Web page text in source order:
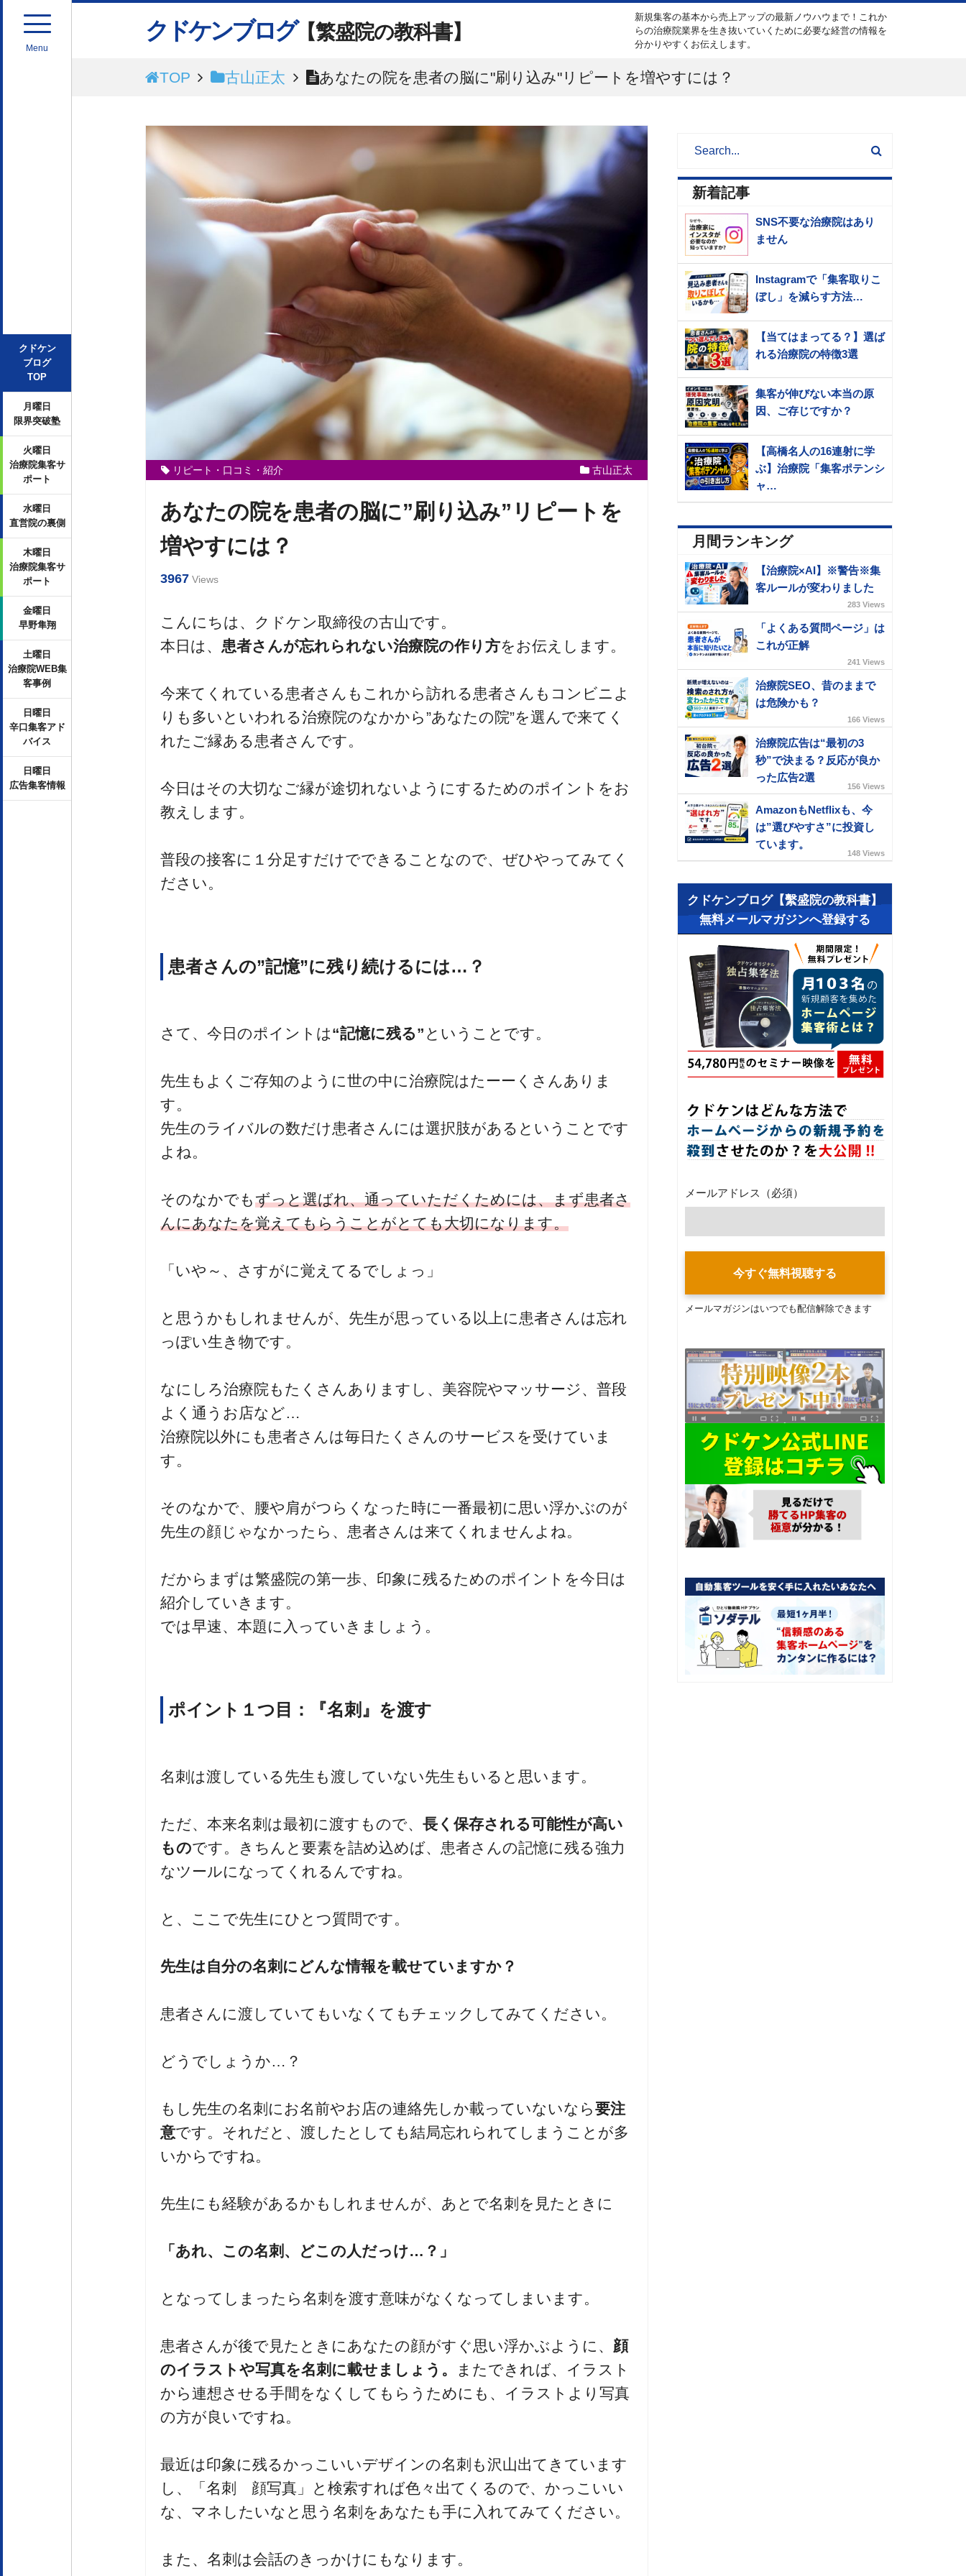
Menu
クドケン
ブログ
TOP
月曜日
限界突破塾
火曜日
治療院集客サ
ポート
水曜日
直営院の裏側
木曜日
治療院集客サ
ポート
金曜日
早野隼翔
土曜日
治療院WEB集
客事例
日曜日
辛口集客アド
バイス
日曜日
広告集客情報
クドケンブログ【繁盛院の教科書】
新規集客の基本から売上アップの最新ノウハウまで！これか
らの治療院業界を生き抜いていくために必要な経営の情報を
分かりやすくお伝えします。
TOP 古山正太 あなたの院を患者の脳に"刷り込み"リピートを増やすには？
リピート・口コミ・紹介 古山正太
あなたの院を患者の脳に”刷り込み”リピートを
増やすには？
3967 Views
こんにちは、クドケン取締役の古山です。
本日は、 患者さんが忘れられない治療院の作り方をお伝えします。
今来てくれている患者さんもこれから訪れる患者さんもコンビニよ
りも多いといわれる治療院のなかから”あなたの院”を選んで来てく
れたご縁ある患者さんです。
今日はその大切なご縁が途切れないようにするためのポイントをお
教えします。
普段の接客に１分足すだけでできることなので、ぜひやってみてく
ださい。
患者さんの”記憶”に残り続けるには…？
さて、今日のポイントは“記憶に残る” ということです。
先生もよくご存知のように世の中に治療院はたーーくさんありま
す。
先生のライバルの数だけ患者さんには選択肢があるということです
よね。
そのなかでもずっと選ばれ、通っていただくためには、まず患者さ
んにあなたを覚えてもらうことがとても大切になります。
「いや～、さすがに覚えてるでしょっ」
と思うかもしれませんが、先生が思っている以上に患者さんは忘れ
っぽい生き物です。
なにしろ治療院もたくさんありますし、美容院やマッサージ、普段
よく通うお店など…
治療院以外にも患者さんは毎日たくさんのサービスを受けていま
す。
そのなかで、腰や肩がつらくなった時に一番最初に思い浮かぶのが
先生の顔じゃなかったら、患者さんは来てくれませんよね。
だからまずは繁盛院の第一歩、印象に残るためのポイントを今日は
紹介していきます。
では早速、本題に入っていきましょう。
ポイント１つ目：『名刺』を渡す
名刺は渡している先生も渡していない先生もいると思います。
ただ、本来名刺は最初に渡すもので、 長く保存される可能性が高い
ものです。きちんと要素を詰め込めば、患者さんの記憶に残る強力
なツールになってくれるんですね。
と、ここで先生にひとつ質問です。
先生は自分の名刺にどんな情報を載せていますか？
患者さんに渡していてもいなくてもチェックしてみてください。
どうでしょうか…？
もし先生の名刺にお名前やお店の連絡先しか載っていないなら要注
意です。それだと、渡したとしても結局忘れられてしまうことが多
いからですね。
先生にも経験があるかもしれませんが、あとで名刺を見たときに
「あれ、この名刺、どこの人だっけ…？」
となってしまったら名刺を渡す意味がなくなってしまいます。
患者さんが後で見たときにあなたの顔がすぐ思い浮かぶように、 顔
のイラストや写真を名刺に載せましょう。
またできれば、イラスト
から連想させる手間をなくしてもらうためにも、イラストより写真
の方が良いですね。
最近は印象に残るかっこいいデザインの名刺も沢山出てきています
し、「名刺 顔写真」と検索すれば色々出てくるので、かっこいい
な、マネしたいなと思う名刺をあなたも手に入れてみてください。
また、名刺は会話のきっかけにもなります。
新着記事
SNS不要な治療院はあり
ません
Instagramで「集客取りこ
ぼし」を減らす方法…
【当てはまってる？】選ば
れる治療院の特徴3選
集客が伸びない本当の原
因、ご存じですか？
【高橋名人の16連射に学
ぶ】治療院「集客ポテンシ
ャ…
月間ランキング
【治療院×AI】※警告※集
客ルールが変わりました
283 Views
「よくある質問ページ」は
これが正解
241 Views
治療院SEO、昔のままで
は危険かも？
166 Views
治療院広告は“最初の3
秒”で決まる？反応が良か
った広告2選
156 Views
AmazonもNetflixも、今
は”選びやすさ”に投資し
ています。
148 Views
クドケンブログ【繫盛院の教科書】
無料メールマガジンへ登録する
メールアドレス （必須）
今すぐ無料視聴する
メールマガジンはいつでも配信解除できます